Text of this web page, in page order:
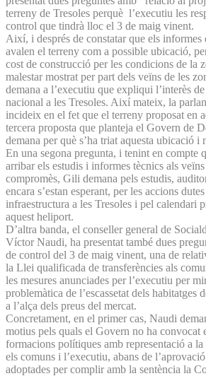
terreny de Tresoles perquè l’executiu les
control que tindrà lloc el 3 de maig vinent.
Així, i després de constatar que els informes
avalen el terreny com a possible ubicació,
cost de construcció per les condicions de la
malestar mostrat per part dels veïns de les
demana a l’executiu que expliqui l’interès
nacional a les Tresoles. Així mateix, la
incideix en el fet que el terreny proposat en
tercera proposta que planteja el Govern de
demana per què s’ha triat aquesta ubicació i
En una segona pregunta, i tenint en compte
arribar els estudis i informes tècnics als
compromès, Gili demana pels estudis,
encara s’estan esperant, per les accions
infraestructura a les Tresoles i pel calendari
aquest heliport.
D’altra banda, el conseller general de
Víctor Naudi, ha presentat també dues
de control del 3 de maig vinent, una de
la Llei qualificada de transferències als
les mesures anunciades per l’executiu per
problemàtica de l’escassetat dels habitatges
a l’alça dels preus del mercat.
Concretament, en el primer cas, Naudi
motius pels quals el Govern no ha convocat
formacions polítiques amb representació a
els comuns i l’executiu, abans de
adoptades per complir amb la sentència la